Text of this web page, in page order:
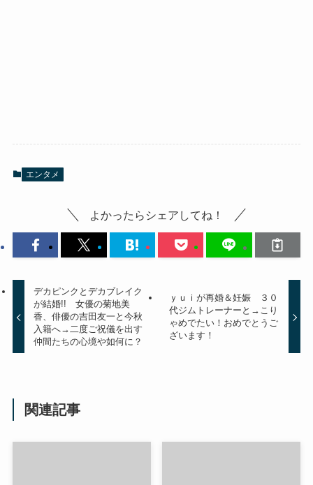
エンタメ
よかったらシェアしてね！
デカピンクとデカブレイク
が結婚!! 女優の菊地美
香、俳優の吉田友一と今秋
入籍へ→二度ご祝儀を出す
仲間たちの心境や如何に？
ｙｕｉが再婚＆妊娠 ３０
代ジムトレーナーと→こり
ゃめでたい！おめでとうご
ざいます！
関連記事